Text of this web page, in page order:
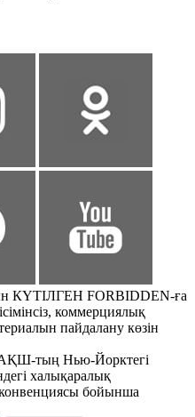
КҮТІЛГЕН FORBIDDEN-ға
коммерциялық
пайдалану көзін
тың Нью-Йорктегі
халықаралық
бойынша